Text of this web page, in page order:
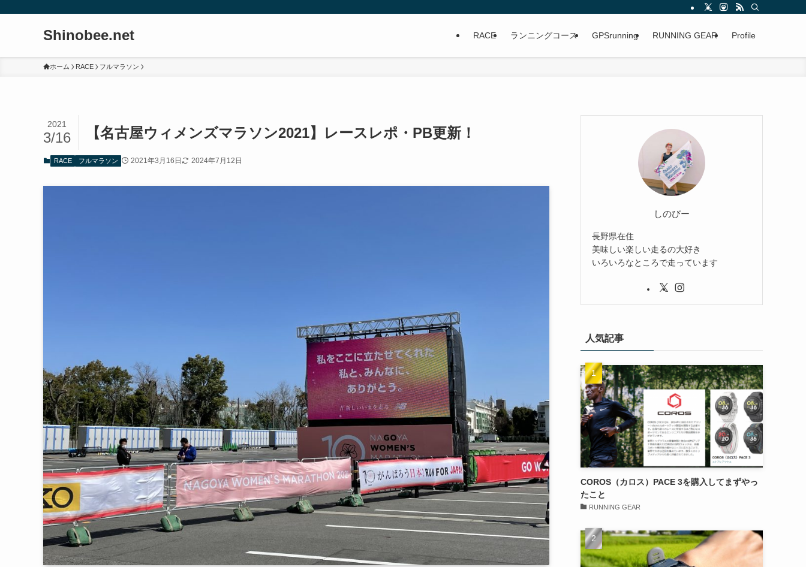
Shinobee.net RACE ランニングコース GPSrunning RUNNING GEAR Profile
ホーム RACE フルマラソン
【名古屋ウィメンズマラソン2021】レースレポ・PB更新！
2021
3/16
RACE フルマラソン 2021年3月16日 2024年7月12日
しのびー
長野県在住
美味しい楽しい走るの大好き
いろいろなところで走っています
人気記事
COROS（カロス）PACE 3を購入してまずやっ
たこと
RUNNING GEAR